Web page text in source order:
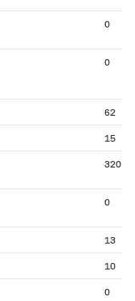
0
0
62
15
320
0
13
10
0